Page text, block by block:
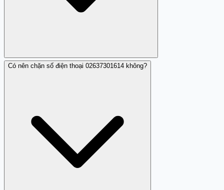
Bạn nên ngắt điện thoại ngay, không gọi lại và liên hệ
Có nên chặn số điện thoại 02637301614 không?